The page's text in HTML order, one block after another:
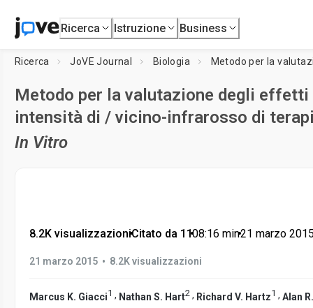
Ricerca Istruzione Business
Ricerca JoVE Journal Biologia
Metodo per la valutazione degli
intensità di / vicino-infrarosso di
In Vitro
8.2K visualizzazioni•Citato da 11•08:16 min•21 marzo
21 marzo 2015 • 8.2K visualizzazioni
Marcus K. Giacci1 , Nathan S. Hart2 , Richard V. Hartz1 , Alan